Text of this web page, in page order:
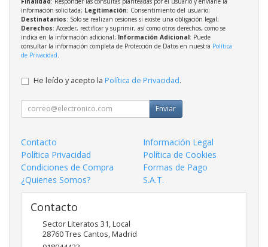
información solicitada; Legitimación: Consentimiento del usuario;
Destinatarios: Solo se realizan cesiones si existe una obligación legal;
Derechos: Acceder, rectificar y suprimir, así como otros derechos, como se
indica en la información adicional; Información Adicional: Puede
consultar la información completa de Protección de Datos en nuestra Política
de Privacidad
He leído y acepto la Política de Privacidad.
Enviar
Contacto
Información Legal
Política Privacidad
Política de Cookies
Condiciones de Compra
Formas de Pago
¿Quienes Somos?
S.A.T.
Contacto
Sector Literatos 31, Local
28760Tres Cantos,Madrid